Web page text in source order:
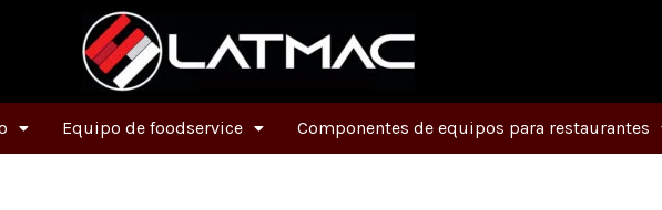
Equipo de foodservice Componentes de equipos para restaurantes